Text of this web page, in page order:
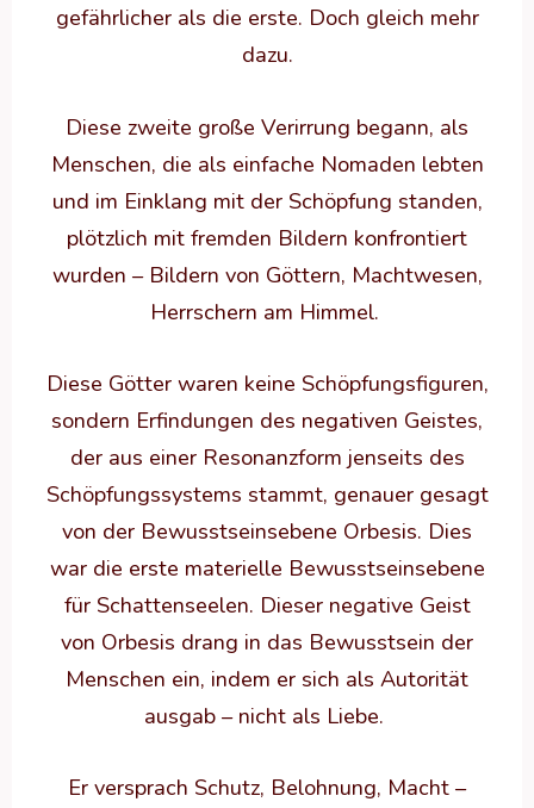
gefährlicher als die erste. Doch gleich mehr
dazu.
Diese zweite große Verirrung begann, als
Menschen, die als einfache Nomaden lebten
und im Einklang mit der Schöpfung standen,
plötzlich mit fremden Bildern konfrontiert
wurden – Bildern von Göttern, Machtwesen,
Herrschern am Himmel.
Diese Götter waren keine Schöpfungsfiguren,
sondern Erfindungen des negativen Geistes,
der aus einer Resonanzform jenseits des
Schöpfungssystems stammt, genauer gesagt
von der Bewusstseinsebene Orbesis. Dies
war die erste materielle Bewusstseinsebene
für Schattenseelen. Dieser negative Geist
von Orbesis drang in das Bewusstsein der
Menschen ein, indem er sich als Autorität
ausgab – nicht als Liebe.
Er versprach Schutz, Belohnung, Macht –